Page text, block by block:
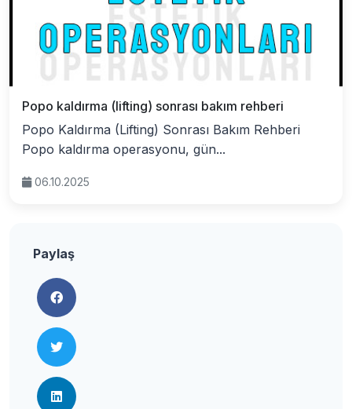
Popo kaldırma (lifting) sonrası bakım rehberi
Popo Kaldırma (Lifting) Sonrası Bakım Rehberi
Popo kaldırma operasyonu, gün...
06.10.2025
Paylaş